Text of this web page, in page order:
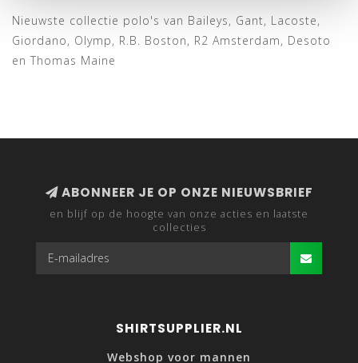
Nieuwste collectie polo's van Baileys, Gant, Lacoste,
Giordano, Olymp, R.B. Boston, R2 Amsterdam, Desoto
en Thomas Maine
ABONNEER JE OP ONZE NIEUWSBRIEF
en blijf op de hoogte van onze acties en laatste
collecties
SHIRTSUPPLIER.NL
Webshop voor mannen